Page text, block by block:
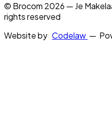
© Brocom 2026 — Je
rights reserved
Website by Codelaw —